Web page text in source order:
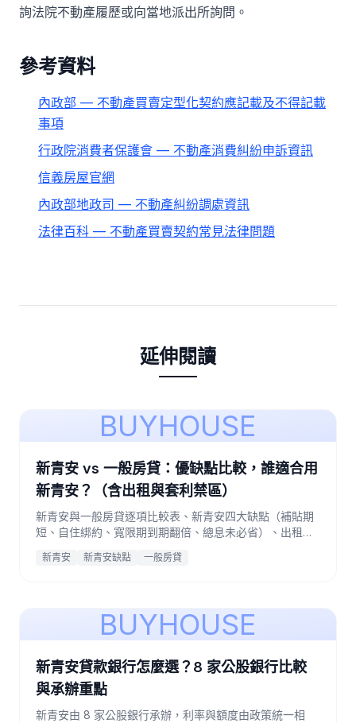
詢法院不動產履歷或向當地派出所詢問。
參考資料
內政部 — 不動產買賣定型化契約應記載及不得記載
事項
行政院消費者保護會 — 不動產消費糾紛申訴資訊
信義房屋官網
內政部地政司 — 不動產糾紛調處資訊
法律百科 — 不動產買賣契約常見法律問題
延伸閱讀
BUYHOUSE
新青安 vs 一般房貸：優缺點比較，誰適合用
新青安？（含出租與套利禁區）
新青安與一般房貸逐項比較表、新青安四大缺點（補貼期
短、自住綁約、寬限期到期翻倍、總息未必省）、出租與
明確 verdict。
新青安 新青安缺點 一般房貸
BUYHOUSE
新青安貸款銀行怎麼選？8 家公股銀行比較
與承辦重點
新青安由 8 家公股銀行承辦，利率與額度由政策統一相